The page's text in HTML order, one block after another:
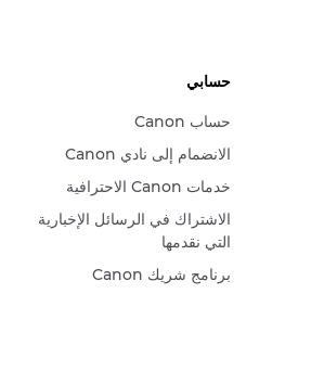
حسابي
حساب Canon
الانضمام إلى نادي Canon
خدمات Canon الاحترافية
الاشتراك في الرسائل الإخبارية
التي نقدمها
برنامج شريك Canon